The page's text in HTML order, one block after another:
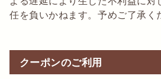
任を負いかねます。予めご了承く
クーポンのご利用